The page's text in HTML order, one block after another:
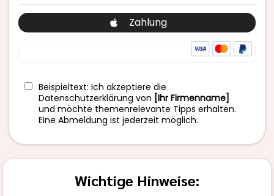
Zahlung
Beispieltext: Ich akzeptiere die
Datenschutzerklärung von [Ihr Firmenname]
und möchte themenrelevante Tipps erhalten.
Eine Abmeldung ist jederzeit möglich.
Wichtige Hinweise: